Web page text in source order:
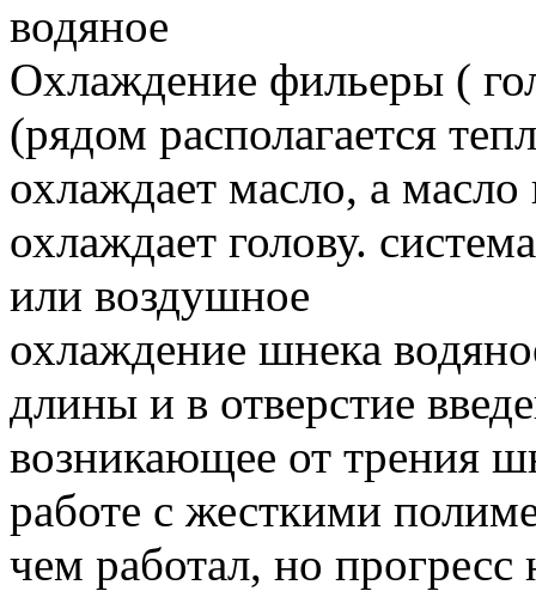
водяное
Охлаждение фильеры (
(рядом располагается
охлаждает масло, а
охлаждает голову.
или воздушное
охлаждение шнека
длины и в отверстие
возникающее от трения
работе с жесткими
чем работал, но прогресс